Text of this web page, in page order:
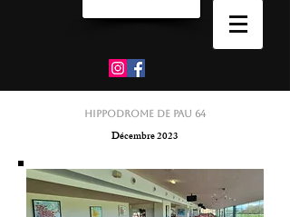
Hippodrome de Pau 64
Décembre 2023